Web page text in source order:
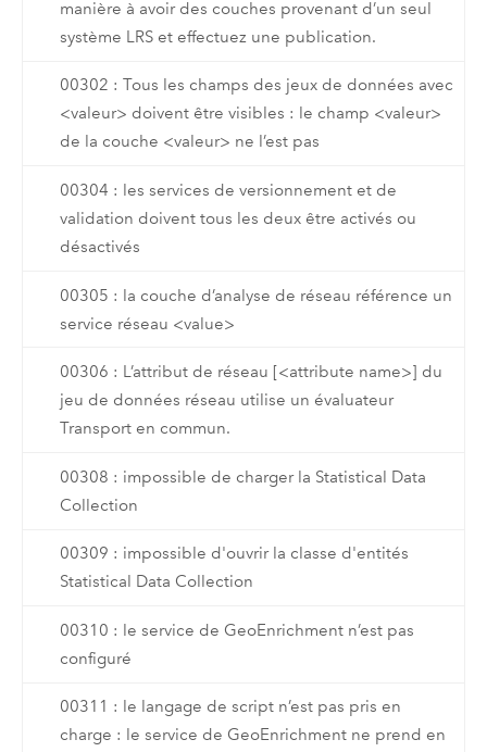
manière à avoir des couches provenant d’un seul
système LRS et effectuez une publication.
00302 : Tous les champs des jeux de données avec
<valeur> doivent être visibles : le champ <valeur>
de la couche <valeur> ne l’est pas
00304 : les services de versionnement et de
validation doivent tous les deux être activés ou
désactivés
00305 : la couche d’analyse de réseau référence un
service réseau <value>
00306 : L’attribut de réseau [<attribute name>] du
jeu de données réseau utilise un évaluateur
Transport en commun.
00308 : impossible de charger la Statistical Data
Collection
00309 : impossible d'ouvrir la classe d'entités
Statistical Data Collection
00310 : le service de GeoEnrichment n’est pas
configuré
00311 : le langage de script n’est pas pris en
charge : le service de GeoEnrichment ne prend en